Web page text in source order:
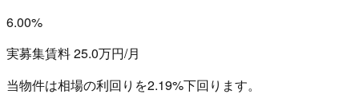
6.00%
実募集賃料 25.0万円/月
当物件は相場の利回りを2.19%下回ります。